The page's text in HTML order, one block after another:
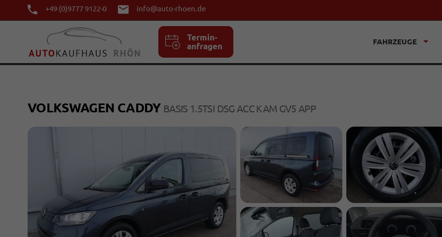
+49 (0)9777 9122-0 info@auto-rhoen.de
Termin-
anfragen
FAHRZEUGE
VOLKSWAGEN CADDY BASIS 1.5TSI DSG ACC KAM GV5 APP